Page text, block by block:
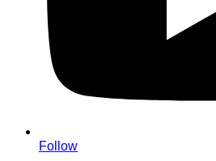
Follow